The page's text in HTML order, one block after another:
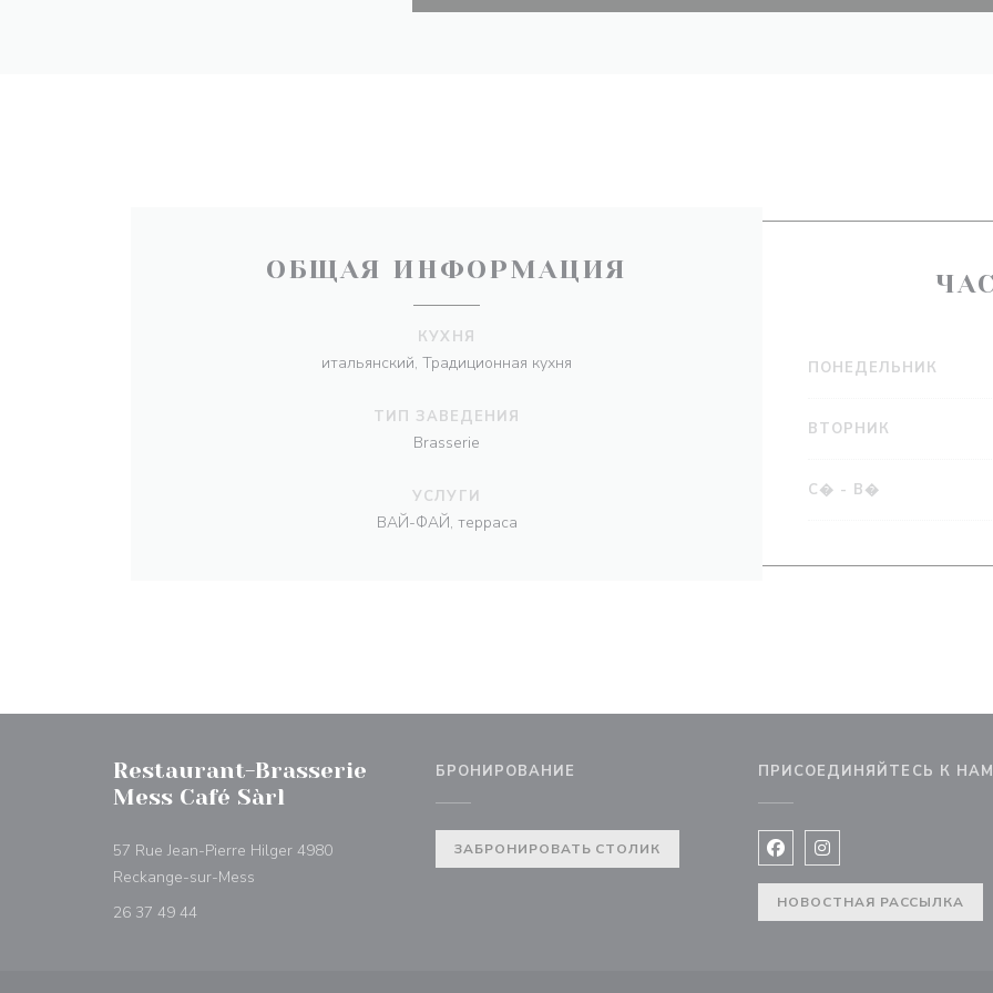
ОБЩАЯ ИНФОРМАЦИЯ
КУХНЯ
итальянский, Традиционная кухня
ТИП ЗАВЕДЕНИЯ
Brasserie
УСЛУГИ
ВАЙ-ФАЙ, терраса
ПОНЕДЕЛЬНИК
ВТОРНИК
С� - В�
Restaurant-Brasserie
Mess Café Sàrl
57 Rue Jean-Pierre Hilger 4980
Reckange-sur-Mess
26 37 49 44
БРОНИРОВАНИЕ
ЗАБРОНИРОВАТЬ СТОЛИК
ПРИСОЕДИНЯЙТЕСЬ К НАМ
Facebook ((открывается в
Instagram
НОВОСТНАЯ РАССЫЛКА